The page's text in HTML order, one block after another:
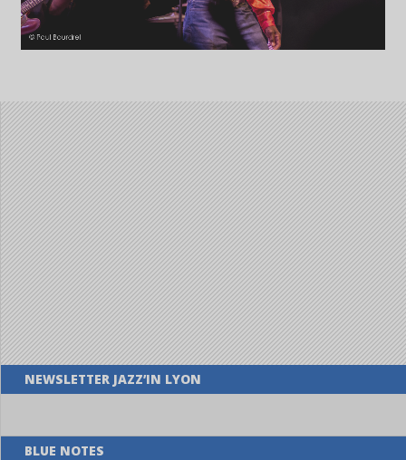
NEWSLETTER JAZZ’IN LYON
BLUE NOTES